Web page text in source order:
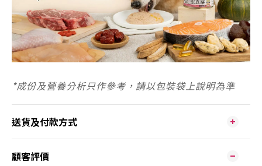
*成份及營養分析只作參考，請以包裝袋上說明為準
送貨及付款方式
顧客評價